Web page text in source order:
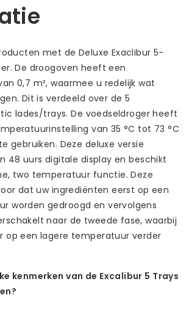
met de Deluxe Exaclibur 5-
De droogoven heeft een
0,7 m², waarmee u redelijk wat
Dit is verdeeld over de 5
lades/trays. De voedseldroger heeft
van 35 °C tot 73 °C
gebruiken. Deze deluxe versie
48 uurs digitale display en beschikt
two temperatuur functie. Deze
dat uw ingrediënten eerst op een
worden gedroogd en vervolgens
naar de tweede fase, waarbij
op een lagere temperatuur verder
kenmerken van de Excalibur 5 Trays